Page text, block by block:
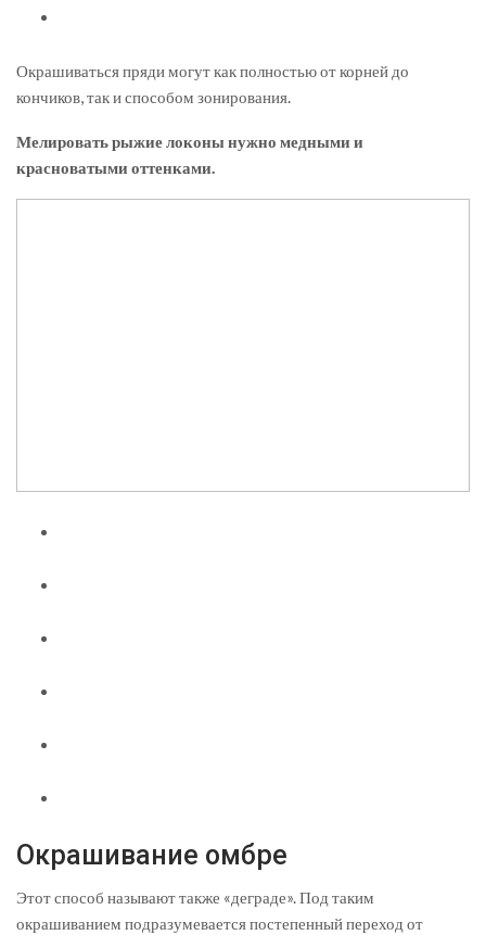
Окрашиваться пряди могут как полностью от корней до
кончиков, так и способом зонирования.
Мелировать рыжие локоны нужно медными и
красноватыми оттенками.
Окрашивание омбре
Этот способ называют также «деграде». Под таким
окрашиванием подразумевается постепенный переход от